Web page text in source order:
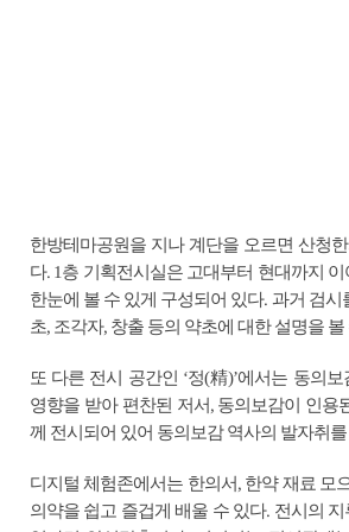
한방테마공원을 지나 계단을 오르면 산청
다. 1층 기획전시실은 고대부터 현대까지
한눈에 볼 수 있게 구성되어 있다. 과거 검
초, 조각자, 창출 등의 약초에 대한 설명을 볼
또 다른 전시 공간인 ‘정(精)’에서는 동의보
영향을 받아 편찬된 저서, 동의보감이 인용
께 전시되어 있어 동의보감 역사의 발자취
디지털 체험존에서는 한의서, 한약 재료 모
의약을 쉽고 즐겁게 배울 수 있다. 전시의